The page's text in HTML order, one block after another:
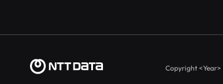
Copyright <Year>